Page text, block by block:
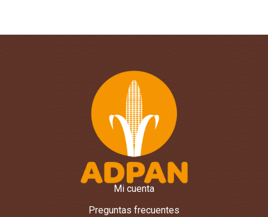
Mi cuenta
Preguntas frecuentes